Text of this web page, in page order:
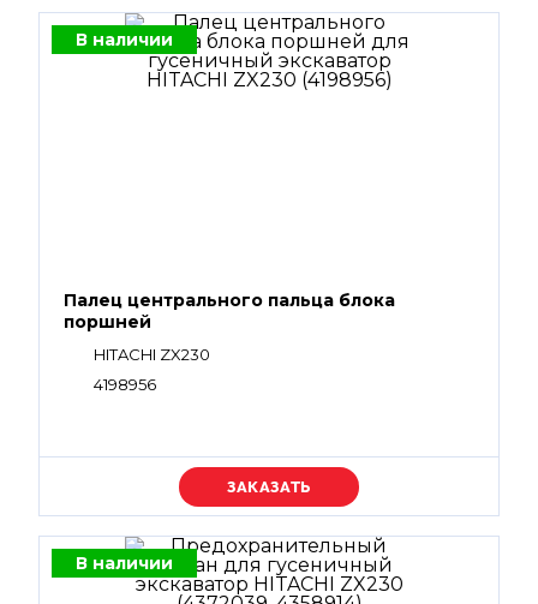
В наличии
Палец центрального пальца блока
поршней
HITACHI ZX230
4198956
Уточняйте цену
В наличии